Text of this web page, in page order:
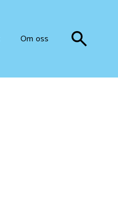
Om oss